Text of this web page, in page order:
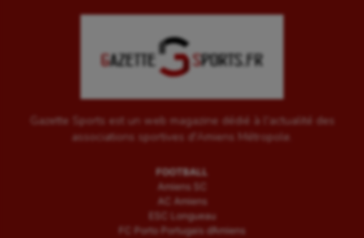
Gazette Sports est un web magazine dédié à l'actualité des
associations sportives d'Amiens Métropole.
FOOTBALL
Amiens SC
AC Amiens
ESC Longueau
FC Porto Portugais d’Amiens